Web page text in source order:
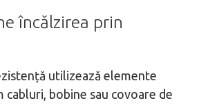
încălzirea prin
utilizează elemente
cabluri, bobine sau covoare de